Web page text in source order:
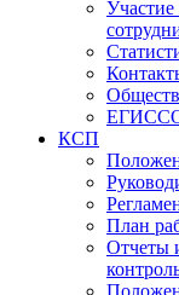
КСП
План
Отчеты